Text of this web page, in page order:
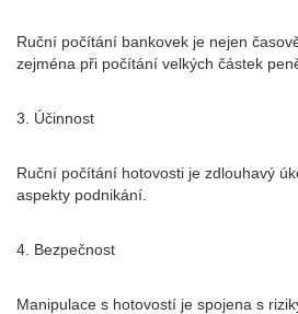
Ruční počítání bankovek je nejen
zejména při počítání velkých částek
3. Účinnost
Ruční počítání hotovosti je zdlouhavý
aspekty podnikání.
4. Bezpečnost
Manipulace s hotovostí je spojena s